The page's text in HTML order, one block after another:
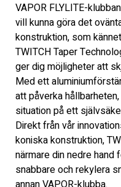
VAPOR FLYLITE-
vill kunna göra det
konstruktion, som
TWITCH Taper
ger dig möjligheter att
Med ett
att påverka
situation på ett
Direkt från vår
koniska konstruktion,
närmare din nedre
snabbare och rekylera